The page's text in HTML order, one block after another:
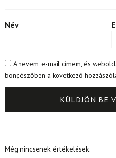
Név
A nevem, e-mail címem, és
böngészőben a következő
Még nincsenek értékelések.